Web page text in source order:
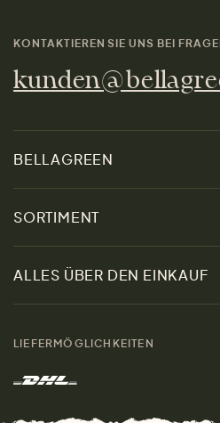
KONTAKTIEREN SIE UNS BEI
BELLAGREEN
Über uns
Nachhaltigkeit
Kontakt
Marken
SORTIMENT
Sale
Damen
Herren
ALLES ÜBER DEN EINKAUF
LIEFERMÖGLICHKEITEN